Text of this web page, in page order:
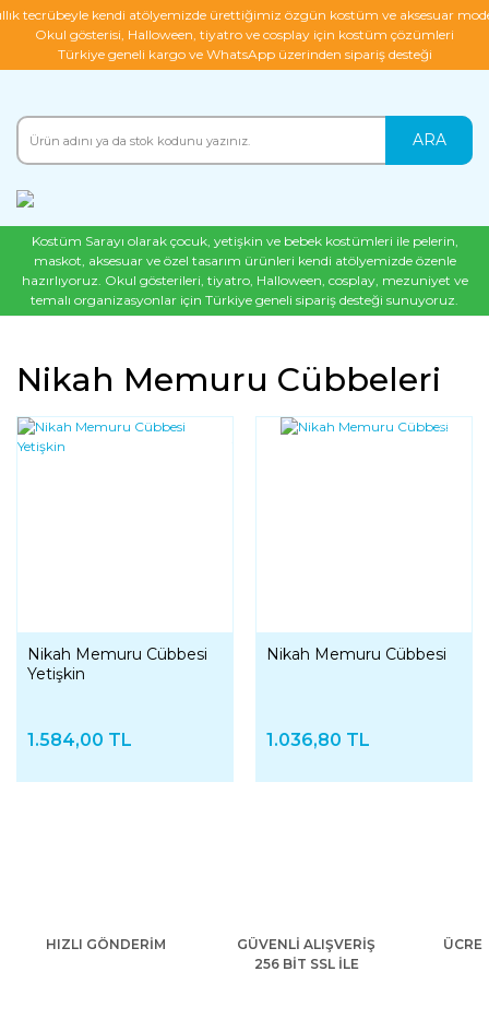
tecrübeyle kendi atölyemizde ürettiğimiz özgün kostüm ve aksesuar
Okul gösterisi, Halloween, tiyatro ve cosplay için kostüm çözümleri
Türkiye geneli kargo ve WhatsApp üzerinden sipariş desteği
ARA
Kostüm Sarayı olarak çocuk, yetişkin ve bebek kostümleri ile pelerin,
maskot, aksesuar ve özel tasarım ürünleri kendi atölyemizde özenle
hazırlıyoruz. Okul gösterileri, tiyatro, Halloween, cosplay, mezuniyet ve
temalı organizasyonlar için Türkiye geneli sipariş desteği sunuyoruz.
Nikah Memuru Cübbeleri
Nikah Memuru Cübbesi
Yetişkin
1.584,00 TL
YENI
Nikah Memuru Cübbesi
1.036,80 TL
HIZLI GÖNDERİM
GÜVENLİ ALIŞVERİŞ
256 BİT SSL İLE